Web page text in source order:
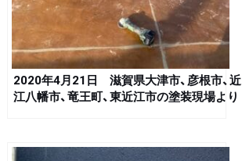
2020年4月21日 滋賀県大津市、彦根市、近
江八幡市、竜王町、東近江市の塗装現場より